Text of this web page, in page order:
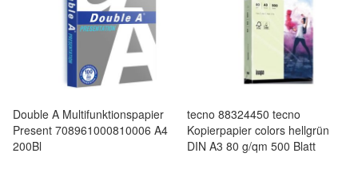
Double A Multifunktionspapier
Present 708961000810006 A4
200Bl
tecno 88324450 tecno
Kopierpapier colors hellgrün
DIN A3 80 g/qm 500 Blatt